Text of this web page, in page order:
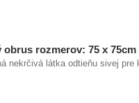
obrus rozmerov: 75 x
nekrčivá látka odtieňu sivej pre